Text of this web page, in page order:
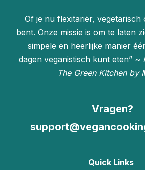
Of je nu flexitariër, vegetarisch
bent. Onze missie is om te laten
simpele en heerlijke manier
dagen veganistisch kunt eten” ~
The Green Kitchen by
Vragen?
Quick Links